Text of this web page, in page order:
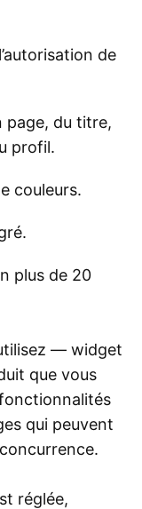
de
page, du titre,
profil.
couleurs.
plus de 20
— widget
que vous
qui peuvent
réglée,